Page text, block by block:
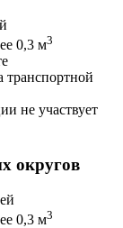
0,3 м3
транспортной
не участвует
округов
0,3 м3